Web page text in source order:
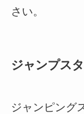
さい。
ジャンプス
ジャンピング